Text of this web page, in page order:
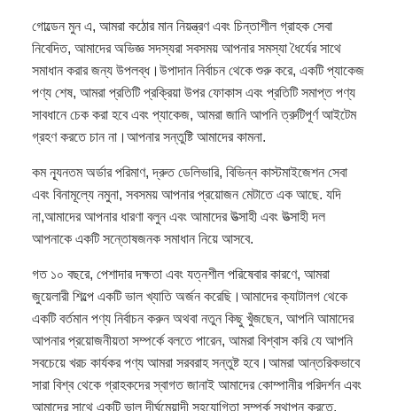
গোল্ডেন মুন এ, আমরা কঠোর মান নিয়ন্ত্রণ এবং চিন্তাশীল গ্রাহক সেবা
নিবেদিত, আমাদের অভিজ্ঞ সদস্যরা সবসময় আপনার সমস্যা ধৈর্যের সাথে
সমাধান করার জন্য উপলব্ধ।উপাদান নির্বাচন থেকে শুরু করে, একটি প্যাকেজ
পণ্য শেষ, আমরা প্রতিটি প্রক্রিয়া উপর ফোকাস এবং প্রতিটি সমাপ্ত পণ্য
সাবধানে চেক করা হবে এবং প্যাকেজ, আমরা জানি আপনি ত্রুটিপূর্ণ আইটেম
গ্রহণ করতে চান না।আপনার সন্তুষ্টি আমাদের কামনা.
কম ন্যূনতম অর্ডার পরিমাণ, দ্রুত ডেলিভারি, বিভিন্ন কাস্টমাইজেশন সেবা
এবং বিনামূল্যে নমুনা, সবসময় আপনার প্রয়োজন মেটাতে এক আছে. যদি
না,আমাদের আপনার ধারণা বলুন এবং আমাদের উত্সাহী এবং উত্সাহী দল
আপনাকে একটি সন্তোষজনক সমাধান নিয়ে আসবে.
গত ১০ বছরে, পেশাদার দক্ষতা এবং যত্নশীল পরিষেবার কারণে, আমরা
জুয়েলারী শিল্পে একটি ভাল খ্যাতি অর্জন করেছি।আমাদের ক্যাটালগ থেকে
একটি বর্তমান পণ্য নির্বাচন করুন অথবা নতুন কিছু খুঁজছেন, আপনি আমাদের
আপনার প্রয়োজনীয়তা সম্পর্কে বলতে পারেন, আমরা বিশ্বাস করি যে আপনি
সবচেয়ে খরচ কার্যকর পণ্য আমরা সরবরাহ সন্তুষ্ট হবে।আমরা আন্তরিকভাবে
সারা বিশ্ব থেকে গ্রাহকদের স্বাগত জানাই আমাদের কোম্পানীর পরিদর্শন এবং
আমাদের সাথে একটি ভাল দীর্ঘমেয়াদী সহযোগিতা সম্পর্ক স্থাপন করতে.